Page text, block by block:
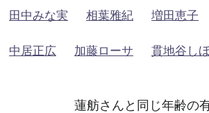
田中みな実 相葉雅紀 増田恵子
中居正広 加藤ローサ 貫地谷し
蓮舫さんと同じ年齢の